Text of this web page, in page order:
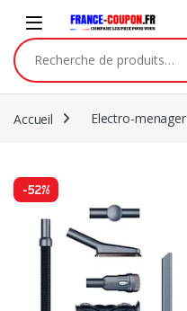
Accueil Electro-menager
-52%